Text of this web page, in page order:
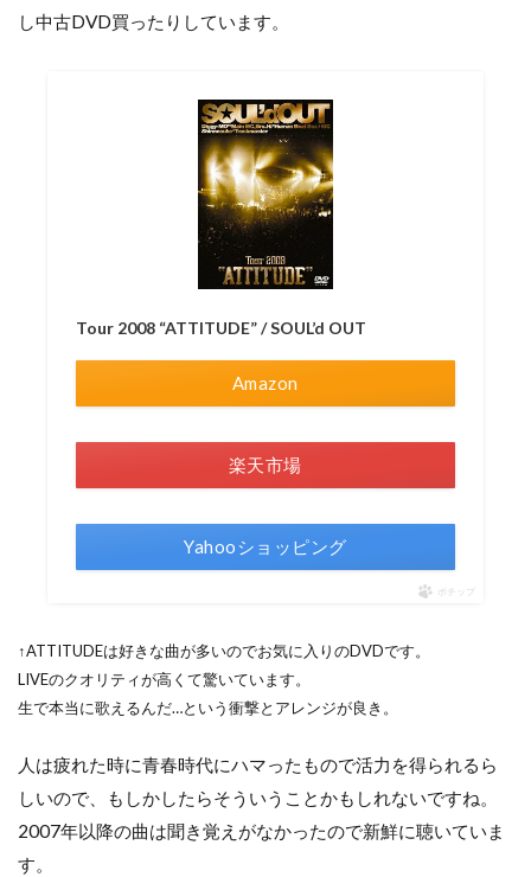
し中古DVD買ったりしています。
Tour 2008 “ATTITUDE” / SOUL’d OUT
Amazon
楽天市場
Yahooショッピング
ポチップ
↑ATTITUDEは好きな曲が多いのでお気に入りのDVDです。
LIVEのクオリティが高くて驚いています。
生で本当に歌えるんだ…という衝撃とアレンジが良き。
人は疲れた時に青春時代にハマったもので活力を得られるら
しいので、もしかしたらそういうことかもしれないですね。
2007年以降の曲は聞き覚えがなかったので新鮮に聴いていま
す。